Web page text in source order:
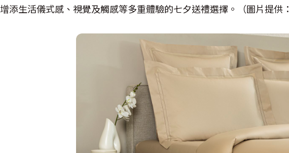
增添生活儀式感、視覺及觸感等多重體驗的七夕送禮選擇。（圖片提供：